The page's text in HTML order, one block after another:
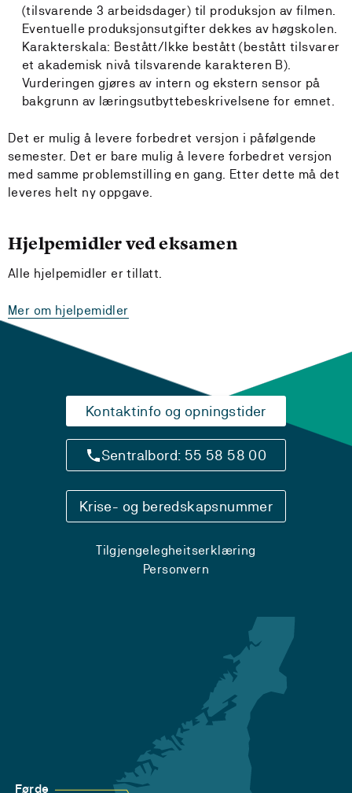
(tilsvarende 3 arbeidsdager) til produksjon av filmen.
Eventuelle produksjonsutgifter dekkes av høgskolen.
Karakterskala: Bestått/Ikke bestått (bestått tilsvarer
et akademisk nivå tilsvarende karakteren B).
Vurderingen gjøres av intern og ekstern sensor på
bakgrunn av læringsutbyttebeskrivelsene for emnet.
Det er mulig å levere forbedret versjon i påfølgende
semester. Det er bare mulig å levere forbedret versjon
med samme problemstilling en gang. Etter dette må det
leveres helt ny oppgave.
Hjelpemidler ved eksamen
Alle hjelpemidler er tillatt.
Mer om hjelpemidler
Kontaktinfo og opningstider
Sentralbord: 55 58 58 00
Krise- og beredskapsnummer
Tilgjengelegheitserklæring
Personvern
Førde